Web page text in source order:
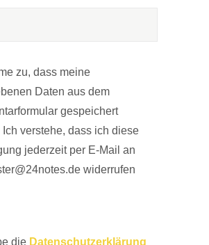
zu, dass meine
Daten aus dem
gespeichert
Ich verstehe, dass ich diese
jederzeit per E-Mail an
widerrufen
die Datenschutzerklärung